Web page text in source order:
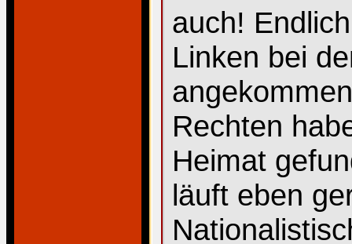
auch!
Linken bei
Rechten
Heimat
läuft eben